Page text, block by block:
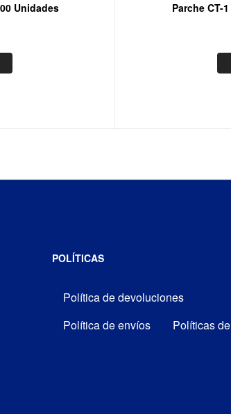
Unidades Parche CT-
POLÍTICAS
Política de devoluciones
Política de envíos
Políticas